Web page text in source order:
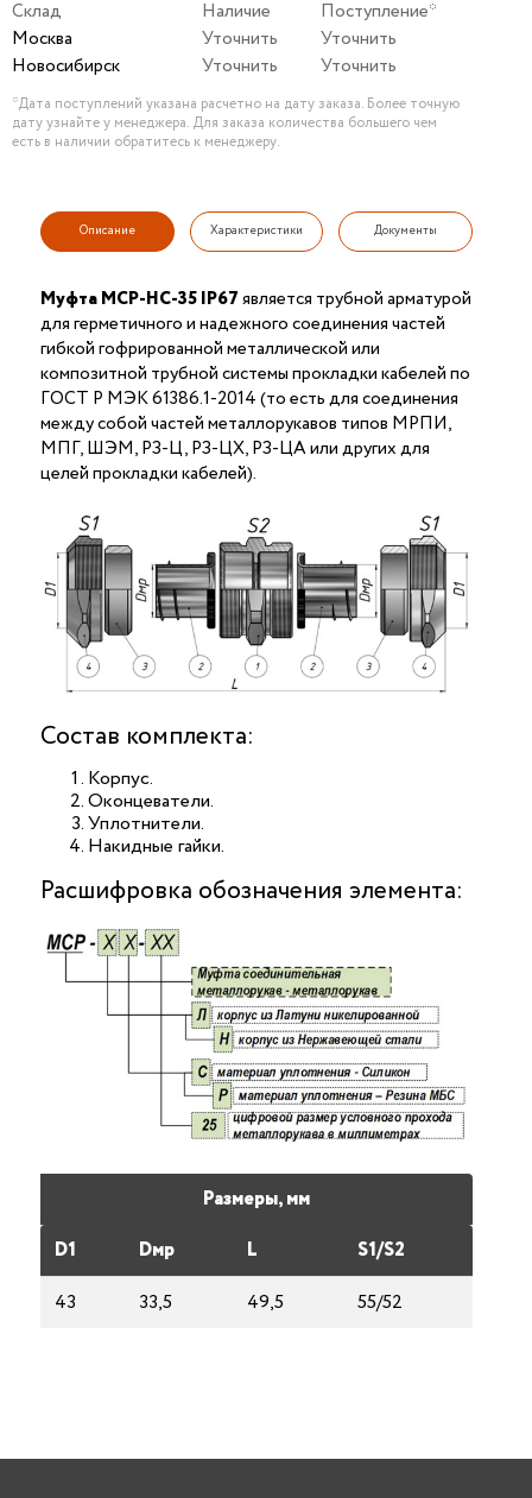
Склад Наличие
Поступление*
Москва
Уточнить
Уточнить
Новосибирск
Уточнить Уточнить
*Дата поступлений указана расчетно на дату заказа. Более точную
дату узнайте у менеджера. Для заказа количества большего чем
есть в наличии обратитесь к менеджеру.
Описание Характеристики Документы
Муфта МСР-НС-35 IP67является трубной арматурой
для герметичного и надежного соединения частей
гибкой гофрированной металлической или
композитной трубной системы прокладки кабелей по
ГОСТ Р МЭК 61386.1-2014 (то есть для соединения
между собой частей металлорукавов типов МРПИ,
МПГ, ШЭМ, РЗ-Ц, РЗ-ЦХ, РЗ-ЦА или других для
целей прокладки кабелей).
Состав комплекта:
Корпус.
Оконцеватели.
Уплотнители.
Накидные гайки.
Расшифровка обозначения элемента:
Размеры, мм
D1
Dмp L
S1/S2
43
33,5 49,5 55/52